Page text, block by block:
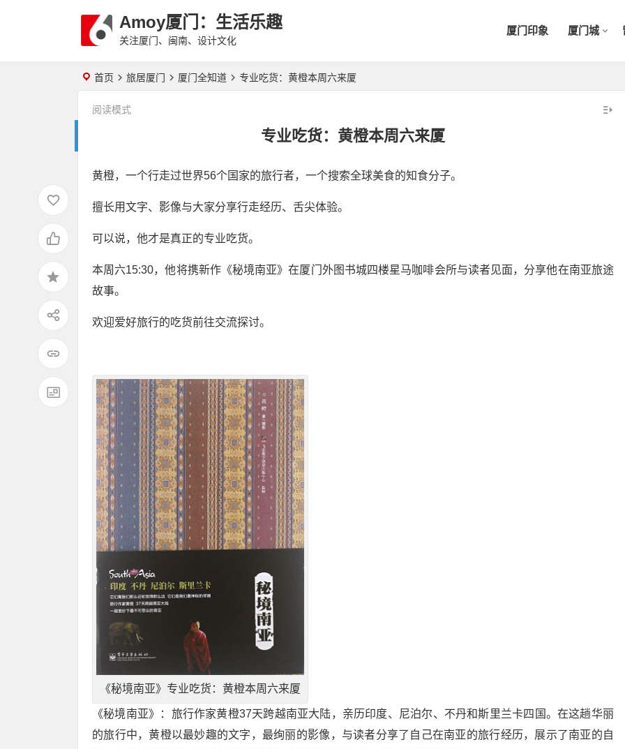
Amoy厦门：生活乐趣
关注厦门、闽南、设计文化
厦门印象 厦门城
首页 旅居厦门 厦门全知道 专业吃货：黄橙本周六来厦
专业吃货：黄橙本周六来厦
阅读模式
黄橙，一个行走过世界56个国家的旅行者，一个搜索全球美食的知食分子。
擅长用文字、影像与大家分享行走经历、舌尖体验。
可以说，他才是真正的专业吃货。
本周六15:30，他将携新作《秘境南亚》在厦门外图书城四楼星马咖啡会所与读者见面，分享他在南亚旅途
故事。
欢迎爱好旅行的吃货前往交流探讨。
《秘境南亚》专业吃货：黄橙本周六来厦
《秘境南亚》：旅行作家黄橙37天跨越南亚大陆，亲历印度、尼泊尔、不丹和斯里兰卡四国。在这趟华丽
的旅行中，黄橙以最妙趣的文字，最绚丽的影像，与读者分享了自己在南亚的旅行经历，展示了南亚的自